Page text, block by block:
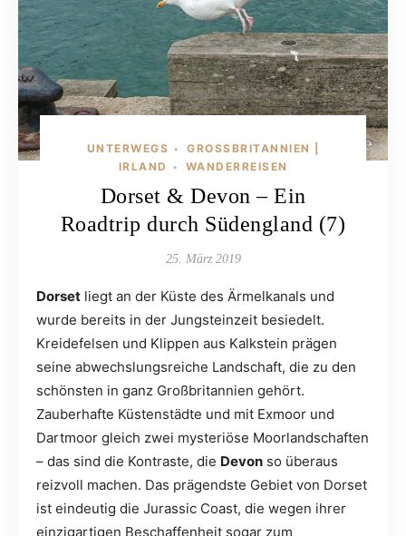
UNTERWEGS •
GROSSBRITANNIEN | I
RLAND
• WANDERREISEN
Dorset & Devon – Ein
Roadtrip durch Südengland (7)
25. März 2019
Dorset liegt an der Küste des Ärmelkanals und
wurde bereits in der Jungsteinzeit besiedelt.
Kreidefelsen und Klippen aus Kalkstein prägen
seine abwechslungsreiche Landschaft, die zu den
schönsten in ganz Großbritannien gehört.
Zauberhafte Küstenstädte und mit Exmoor und
Dartmoor gleich zwei mysteriöse Moorlandschaften
– das sind die Kontraste, die Devon so überaus
reizvoll machen. Das prägendste Gebiet von Dorset
ist eindeutig die Jurassic Coast, die wegen ihrer
einzigartigen Beschaffenheit sogar zum